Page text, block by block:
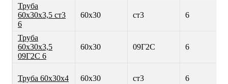
Труба
60х30х3,5 ст3
6
60х30 ст3 6
Труба
60х30х3,5
09Г2С 6
60х30 09Г2С 6
Труба 60х30х4 60х30 ст3 6